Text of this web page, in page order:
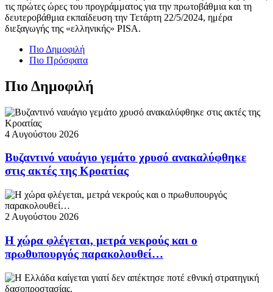
τις πρώτες ώρες του προγράμματος για την πρωτοβάθμια και τη
δευτεροβάθμια εκπαίδευση την Τετάρτη 22/5/2024, ημέρα
διεξαγωγής της «ελληνικής» PISA.
Πιο Δημοφιλή
Πιο Πρόσφατα
Πιο Δημοφιλή
4 Αυγούστου 2026
Βυζαντινό ναυάγιο γεμάτο χρυσό ανακαλύφθηκε
στις ακτές της Κροατίας
2 Αυγούστου 2026
Η χώρα φλέγεται, μετρά νεκρούς και ο
πρωθυπουργός παρακολουθεί…